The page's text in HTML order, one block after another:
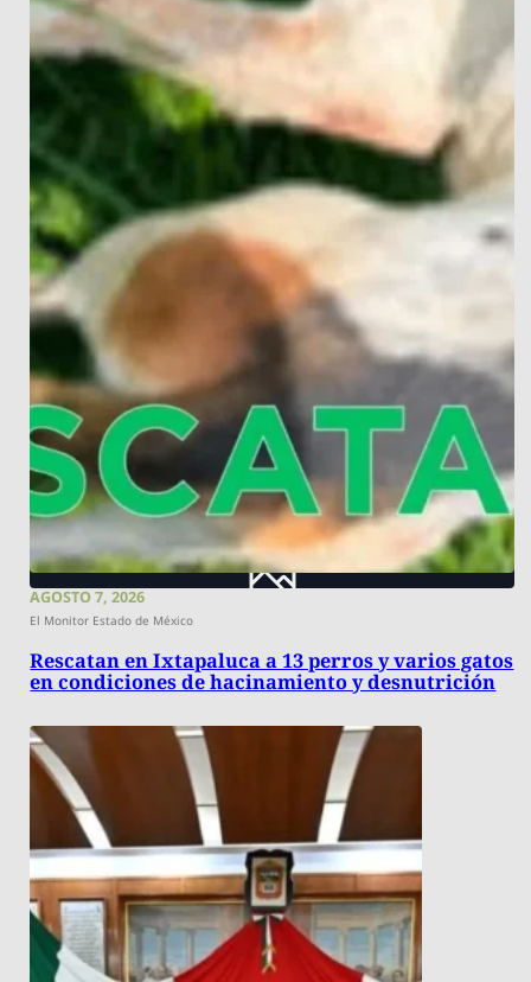
AGOSTO 7, 2026
El Monitor Estado de México
Rescatan en Ixtapaluca a 13 perros y varios gatos
en condiciones de hacinamiento y desnutrición